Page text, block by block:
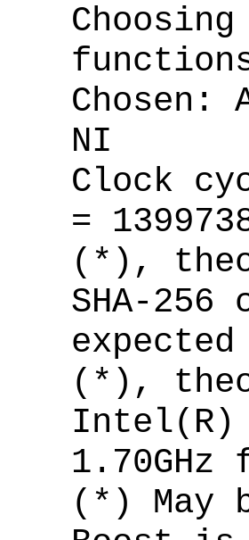
Chosen:
NI
Clock
=
(*),
SHA-
(*),
Intel(R)
(*) May